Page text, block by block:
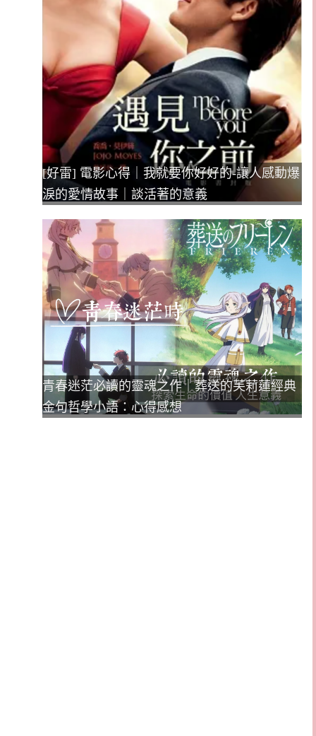
[好雷] 電影心得｜我就要你好好的-讓人感動爆
淚的愛情故事｜談活著的意義
青春迷茫必讀的靈魂之作｜葬送的芙莉蓮經典
金句哲學小語：心得感想